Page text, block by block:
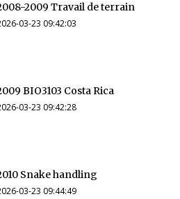
2009 Travail de terrain
03-23 09:42:03
BIO3103 Costa Rica
03-23 09:42:28
Snake handling
03-23 09:44:49